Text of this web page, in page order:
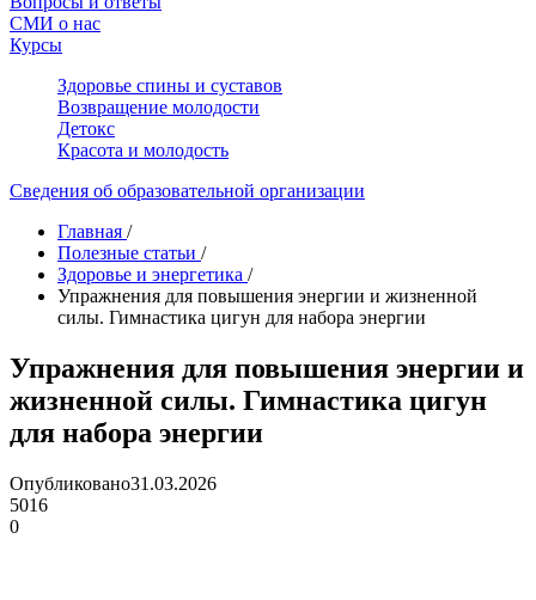
СМИ о нас
Курсы
Здоровье спины и суставов
Возвращение молодости
Детокс
Красота и молодость
Сведения об образовательной организации
Главная /
Полезные статьи /
Здоровье и энергетика /
Упражнения для повышения энергии и жизненной
силы. Гимнастика цигун для набора энергии
Упражнения для повышения энергии и
жизненной силы. Гимнастика цигун
для набора энергии
Опубликовано31.03.2026
5016
0